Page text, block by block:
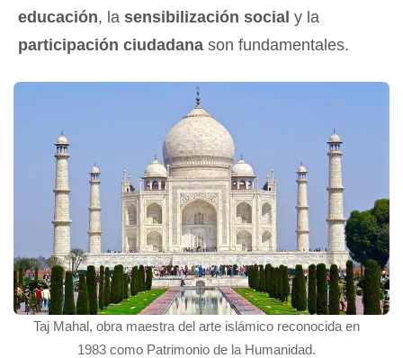
educación, la sensibilización social y la
participación ciudadana son fundamentales.
Taj Mahal, obra maestra del arte islámico reconocida en
1983 como Patrimonio de la Humanidad.